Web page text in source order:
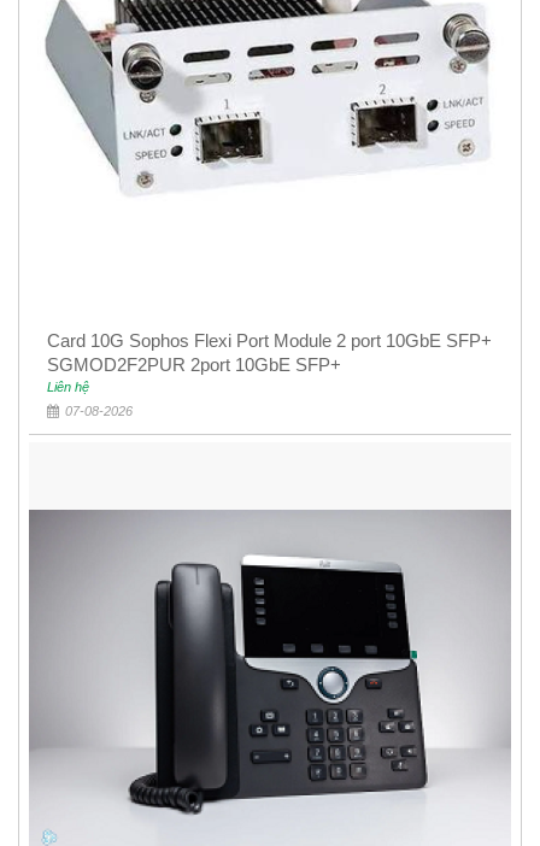
Card 10G Sophos Flexi Port Module 2 port 10GbE SFP+
SGMOD2F2PUR 2port 10GbE SFP+
Liên hệ
07-08-2026